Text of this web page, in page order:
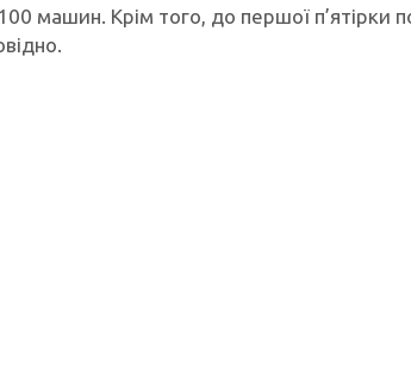
машин. Крім того, до першої п’ятірки